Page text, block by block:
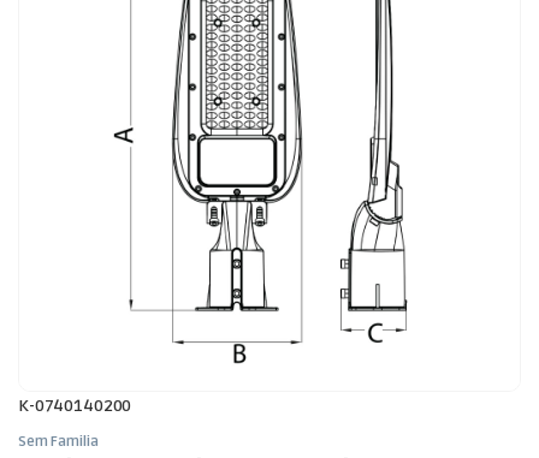
K-0740140200
Sem Familia